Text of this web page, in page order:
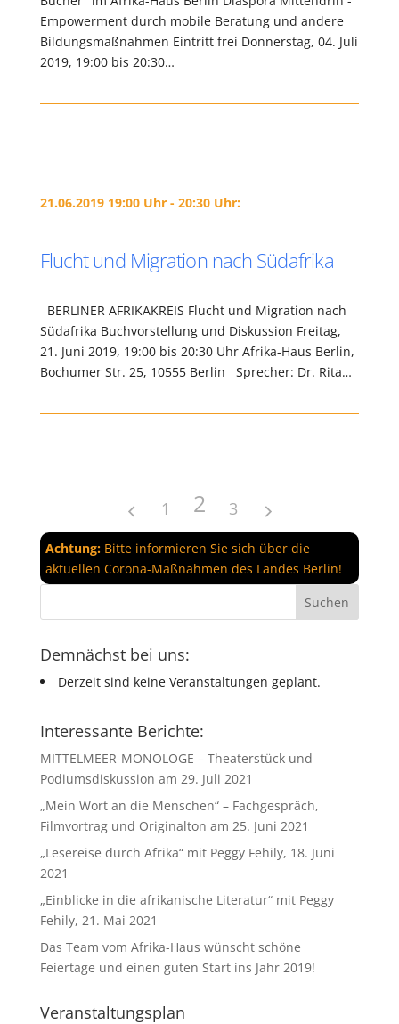
Empowerment durch mobile Beratung und andere
Bildungsmaßnahmen Eintritt frei Donnerstag, 04. Juli
2019, 19:00 bis 20:30…
21.06.2019 19:00 Uhr - 20:30 Uhr:
Flucht und Migration nach Südafrika
BERLINER AFRIKAKREIS Flucht und Migration nach
Südafrika Buchvorstellung und Diskussion Freitag,
21. Juni 2019, 19:00 bis 20:30 Uhr Afrika-Haus Berlin,
Bochumer Str. 25, 10555 Berlin Sprecher: Dr. Rita…
1 2 3
Achtung:Bitte informieren Sie sich über die
aktuellen Corona-Maßnahmen des Landes Berlin!
Demnächst bei uns:
Derzeit sind keine Veranstaltungen geplant.
Interessante Berichte:
MITTELMEER-MONOLOGE – Theaterstück und
Podiumsdiskussion am 29. Juli 2021
„Mein Wort an die Menschen“ – Fachgespräch,
Filmvortrag und Originalton am 25. Juni 2021
„Lesereise durch Afrika“ mit Peggy Fehily, 18. Juni
2021
„Einblicke in die afrikanische Literatur“ mit Peggy
Fehily, 21. Mai 2021
Das Team vom Afrika-Haus wünscht schöne
Feiertage und einen guten Start ins Jahr 2019!
Veranstaltungsplan